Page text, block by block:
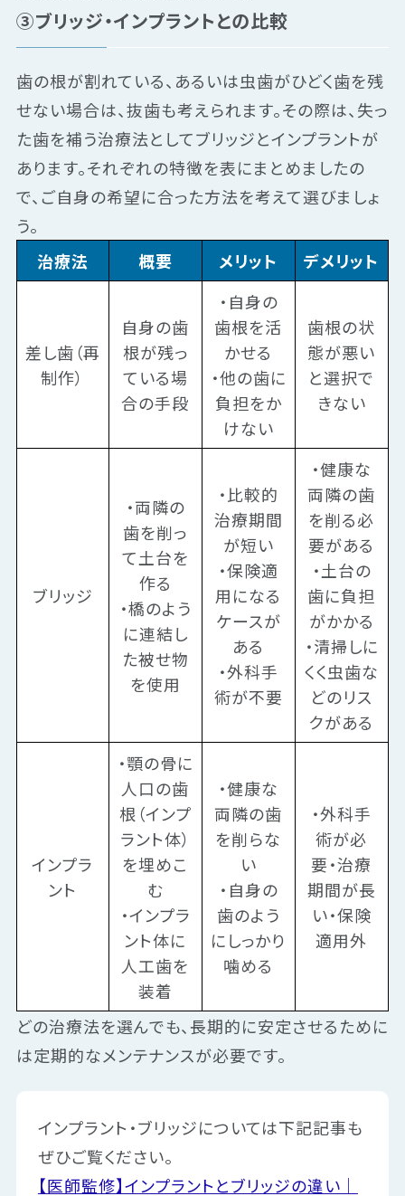
③ブリッジ・インプラントとの比較
歯の根が割れている、あるいは虫歯がひどく歯を残
せない場合は、抜歯も考えられます。その際は、失っ
た歯を補う治療法としてブリッジとインプラントが
あります。それぞれの特徴を表にまとめましたの
で、ご自身の希望に合った方法を考えて選びましょ
う。
治療法
概要 メリット デメリット
差し歯（再
制作）
自身の歯
根が残っ
ている場
合の手段
・自身の
歯根を活
かせる
・他の歯に
負担をか
けない
歯根の状
態が悪い
と選択で
きない
ブリッジ
・両隣の
歯を削っ
て土台を
作る
・橋のよう
に連結し
た被せ物
を使用
・比較的
治療期間
が短い
・保険適
用になる
ケースが
ある
・外科手
術が不要
・健康な
両隣の歯
を削る必
要がある
・土台の
歯に負担
がかかる
・清掃しに
くく虫歯な
どのリス
クがある
インプラ
ント
・顎の骨に
人口の歯
根（インプ
ラント体）
を埋めこ
む
・インプラ
ント体に
人工歯を
装着
・健康な
両隣の歯
を削らな
い
・自身の
歯のよう
にしっかり
噛める
・外科手
術が必
要・治療
期間が長
い・保険
適用外
どの治療法を選んでも、長期的に安定させるために
は定期的なメンテナンスが必要です。
インプラント・ブリッジについては下記記事も
ぜひご覧ください。
【医師監修】インプラントとブリッジの違い｜